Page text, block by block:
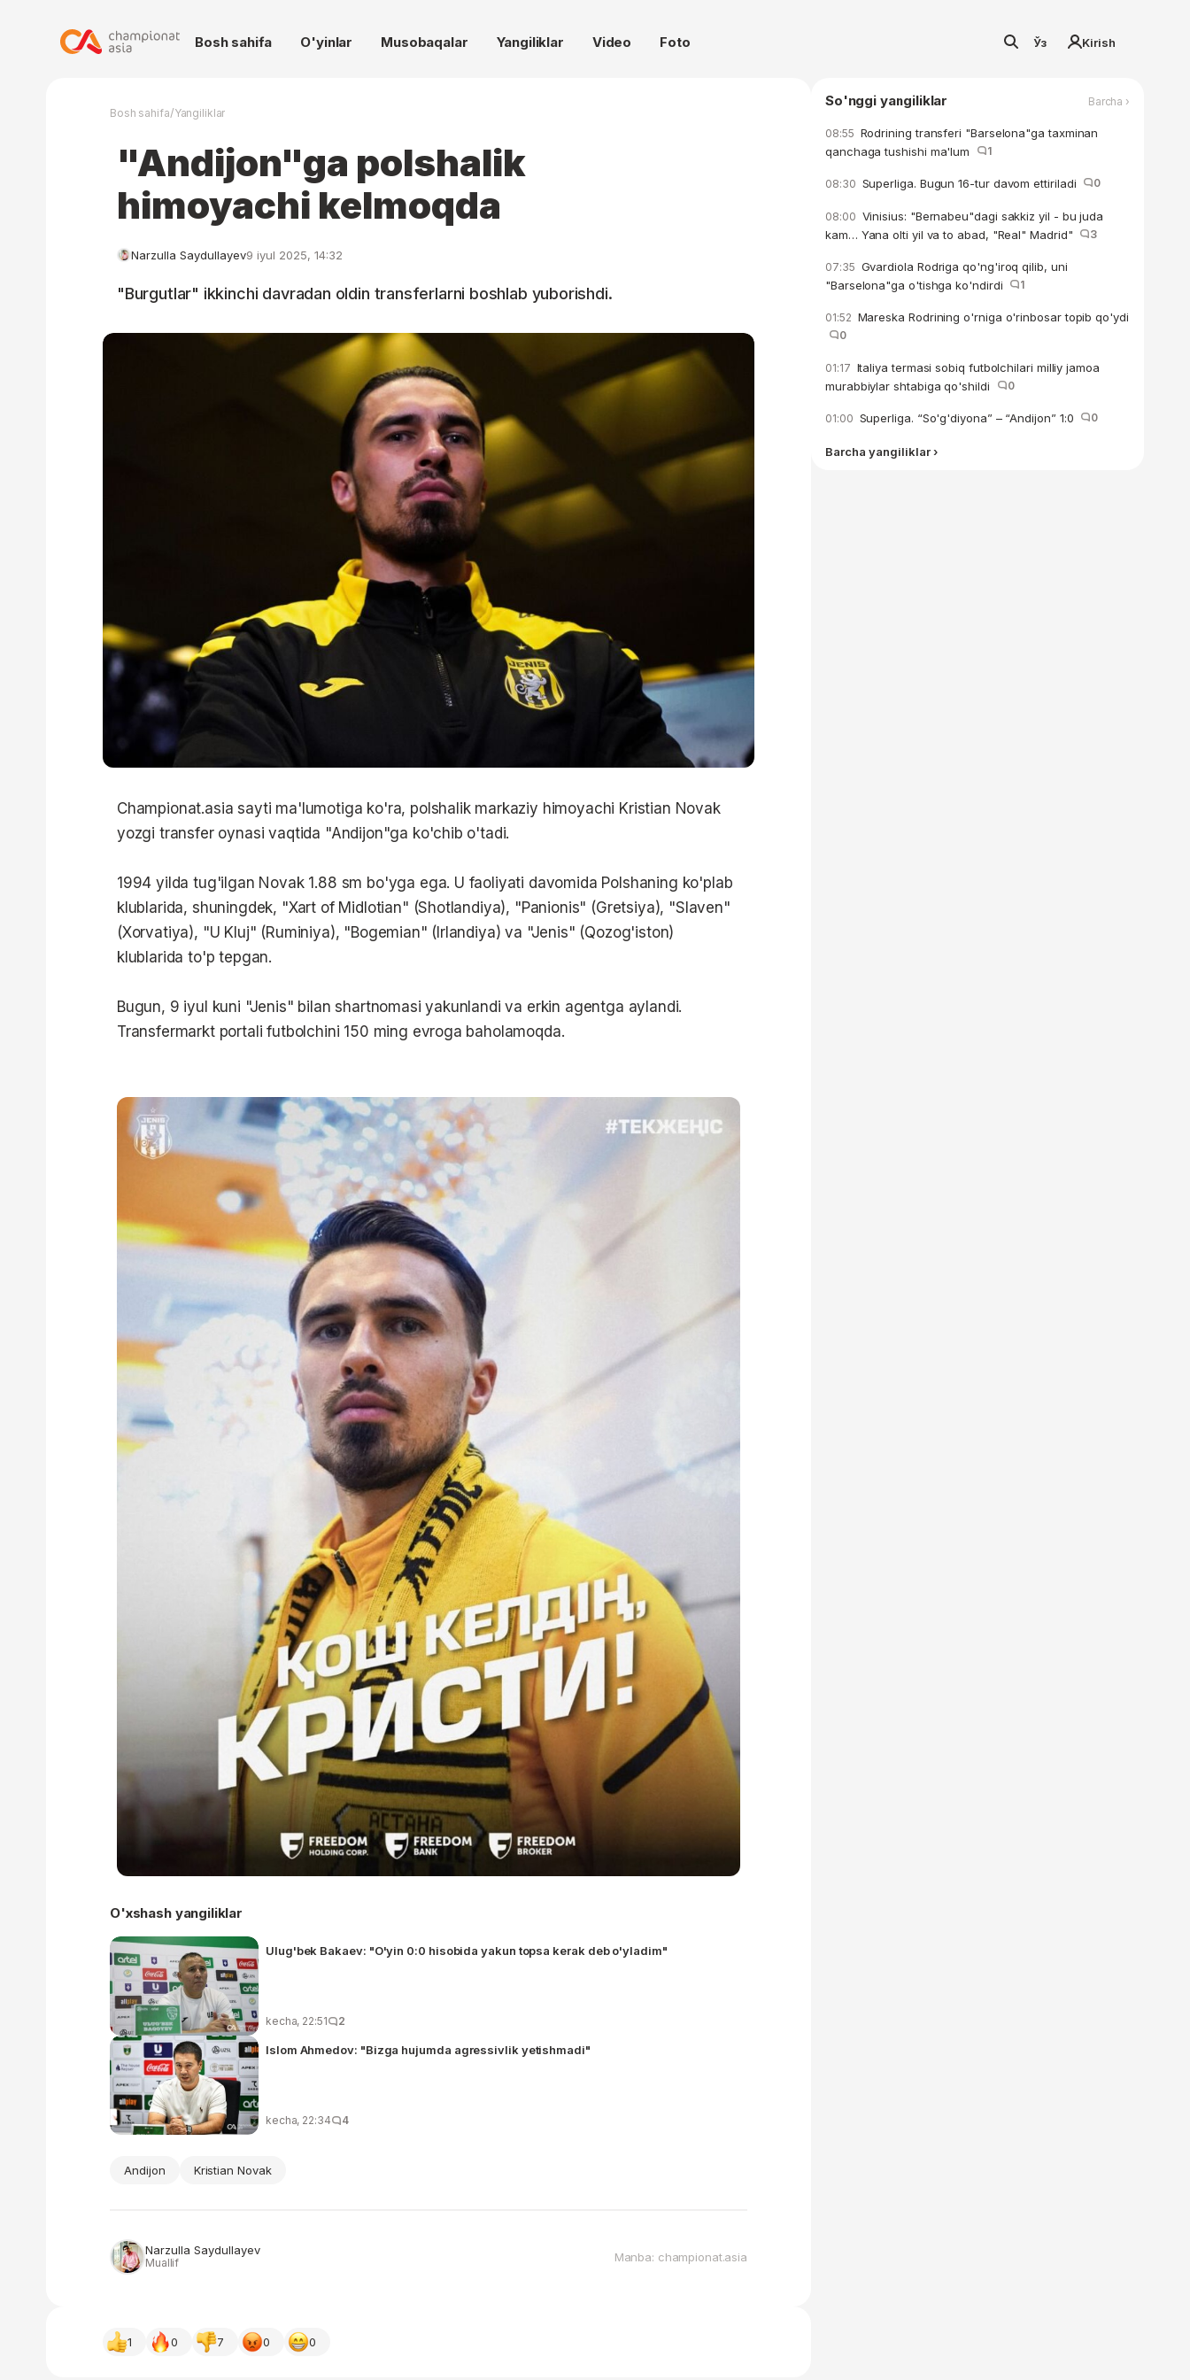
Bosh sahifa O'yinlar Musobaqalar Yangiliklar Video Foto Ўз Kirish
Bosh sahifa/Yangiliklar
"Andijon"ga polshalik
himoyachi kelmoqda
Narzulla Saydullayev9 iyul 2025, 14:32
"Burgutlar" ikkinchi davradan oldin transferlarni boshlab yuborishdi.
Championat.asia sayti ma'lumotiga ko'ra, polshalik markaziy himoyachi Kristian Novak
yozgi transfer oynasi vaqtida "Andijon"ga ko'chib o'tadi.
1994 yilda tug'ilgan Novak 1.88 sm bo'yga ega. U faoliyati davomida Polshaning ko'plab
klublarida, shuningdek, "Xart of Midlotian" (Shotlandiya), "Panionis" (Gretsiya), "Slaven"
(Xorvatiya), "U Kluj" (Ruminiya), "Bogemian" (Irlandiya) va "Jenis" (Qozog'iston)
klublarida to'p tepgan.
Bugun, 9 iyul kuni "Jenis" bilan shartnomasi yakunlandi va erkin agentga aylandi.
Transfermarkt portali futbolchini 150 ming evroga baholamoqda.
O'xshash yangiliklar
Ulug'bek Bakaev: "O'yin 0:0 hisobida yakun topsa kerak deb o'yladim"
kecha, 22:51 2
Islom Ahmedov: "Bizga hujumda agressivlik yetishmadi"
kecha, 22:34 4
Andijon Kristian Novak
Narzulla Saydullayev
Muallif Manba: championat.asia
1 0 7 0 0
So'nggi yangiliklar Barcha ›
08:55 Rodrining transferi "Barselona"ga taxminan
qanchaga tushishi ma'lum
1
08:30 Superliga. Bugun 16-tur davom ettiriladi 0
08:00 Vinisius: "Bernabeu"dagi sakkiz yil - bu juda
kam… Yana olti yil va to abad, "Real" Madrid"
3
07:35 Gvardiola Rodriga qo'ng'iroq qilib, uni
"Barselona"ga o'tishga ko'ndirdi
1
01:52 Mareska Rodrining o'rniga o'rinbosar topib qo'ydi
0
01:17 Italiya termasi sobiq futbolchilari milliy jamoa
murabbiylar shtabiga qo'shildi
0
01:00 Superliga. “So'g'diyona” – “Andijon” 1:0 0
Barcha yangiliklar ›